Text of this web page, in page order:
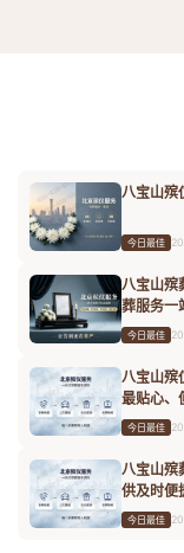
八宝山殡
今日最佳
八宝山殡
葬服务一
今日最佳
八宝山殡
最贴心、
今日最佳
八宝山殡
供及时便
今日最佳